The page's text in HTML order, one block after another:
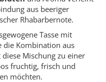
aus beeriger
Rhabarbernote.
Tasse mit
die Kombination aus
Mischung zu einer
fruchtig, frisch und
möchten.